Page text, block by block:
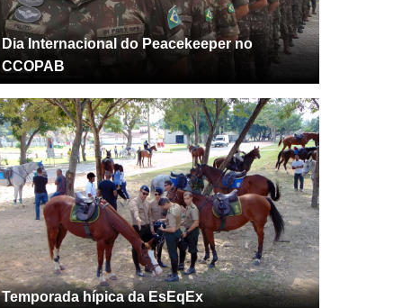
Dia Internacional do Peacekeeper no
CCOPAB
Temporada hípica da EsEqEx